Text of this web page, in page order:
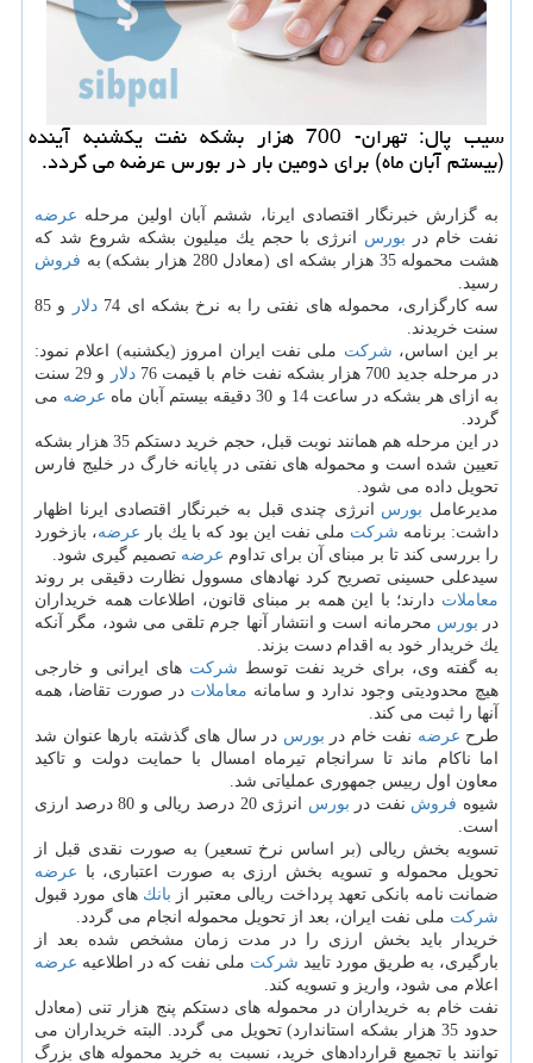
سیب پال: تهران- 700 هزار بشكه نفت یكشنبه آینده
(بیستم آبان ماه) برای دومین بار در بورس عرضه می گردد.
به گزارش خبرنگار اقتصادی ایرنا، ششم آبان اولین مرحله عرضه
نفت خام در بورس انرژی با حجم یك میلیون بشكه شروع شد كه
هشت محموله 35 هزار بشكه ای (معادل 280 هزار بشكه) به
فروش
رسید.
سه كارگزاری، محموله های نفتی را به نرخ بشكه ای 74
دلار
و 85
سنت خریدند.
بر این اساس، شركت ملی نفت ایران امروز (یكشنبه) اعلام نمود:
در مرحله جدید 700 هزار بشكه نفت خام با قیمت 76
دلار
و 29 سنت
به ازای هر بشكه در ساعت 14 و 30 دقیقه بیستم آبان ماه
عرضه می
گردد.
در این مرحله هم همانند نوبت قبل، حجم خرید دستكم 35 هزار بشكه
تعیین شده است و محموله های نفتی در پایانه خارگ در خلیج فارس
تحویل داده می شود.
مدیرعامل بورس انرژی چندی قبل به خبرنگار اقتصادی ایرنا اظهار
داشت: برنامه شركت ملی نفت این بود كه با یك بار عرضه، بازخورد
را بررسی كند تا بر مبنای آن برای تداوم عرضه تصمیم گیری شود.
سیدعلی حسینی تصریح كرد نهادهای مسوول نظارت دقیقی بر روند
معاملات دارند؛ با این همه بر مبنای قانون، اطلاعات همه خریداران
در بورس محرمانه است و انتشار آنها جرم تلقی می شود، مگر آنكه
یك خریدار خود به اقدام دست بزند.
به گفته وی، برای خرید نفت توسط شركت های ایرانی و خارجی
هیچ محدودیتی وجود ندارد و سامانه معاملات در صورت تقاضا، همه
آنها را ثبت می كند.
طرح عرضه نفت خام در بورس در سال های گذشته بارها عنوان شد
اما ناكام ماند تا سرانجام تیرماه امسال با حمایت دولت و تاكید
معاون اول رییس جمهوری عملیاتی شد.
شیوه فروش نفت در بورس
انرژی 20 درصد ریالی و 80 درصد ارزی
است.
تسویه بخش ریالی (بر اساس نرخ تسعیر) به صورت نقدی قبل از
تحویل محموله و تسویه بخش ارزی به صورت اعتباری، با عرضه
ضمانت نامه بانكی تعهد پرداخت ریالی معتبر از بانك های مورد قبول
شركت ملی نفت ایران، بعد از تحویل محموله انجام می گردد.
خریدار باید بخش ارزی را در مدت زمان مشخص شده بعد از
بارگیری، به طریق مورد تایید شركت ملی نفت كه در اطلاعیه عرضه
اعلام می شود، واریز و تسویه كند.
نفت خام به خریداران در محموله های دستكم پنج هزار تنی (معادل
حدود 35 هزار بشكه استاندارد) تحویل می گردد. البته خریداران می
توانند با تجمیع قراردادهای خرید، نسبت به خرید محموله های بزرگ